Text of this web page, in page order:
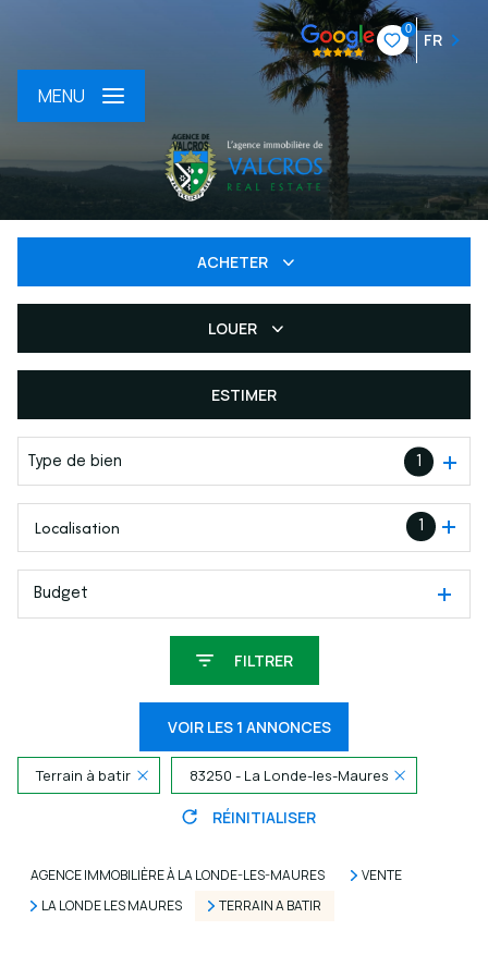
0
FR
MENU
ACHETER
Du neuf
LOUER
De l'immo pro
ESTIMER
Type de bien 1
Localisation
Budget
FILTRER
VOIR LES 1 ANNONCES
Terrain à batir 83250 - La Londe-les-Maures
RÉINITIALISER
AGENCE IMMOBILIÈRE À LA LONDE-LES-MAURES
VENTE
LA LONDE LES MAURES
TERRAIN A BATIR